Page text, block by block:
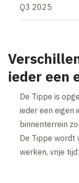
Q3 2025
ieder een
De Tippe is
ieder een eigen
binnenterrein
De Tippe wordt
werken, vrije